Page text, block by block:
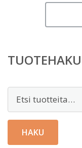
TUOTEHAKU
Etsi:
HAKU